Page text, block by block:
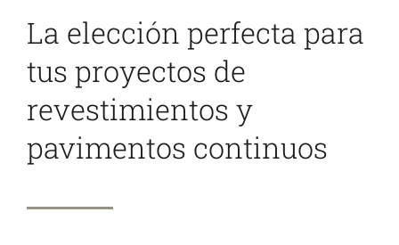
ES
La elección perfecta para
tus proyectos de
revestimientos y
pavimentos continuos